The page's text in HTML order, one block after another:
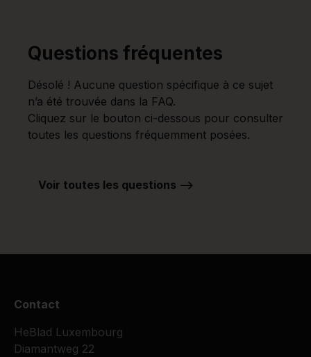
Questions fréquentes
Désolé ! Aucune question spécifique à ce sujet
n’a été trouvée dans la FAQ.
Cliquez sur le bouton ci-dessous pour consulter
toutes les questions fréquemment posées.
Voir toutes les questions -->
Contact
HeBlad Luxembourg
Diamantweg 22